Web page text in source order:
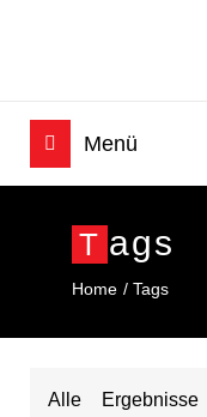
T Ags
Home Tags
Alle